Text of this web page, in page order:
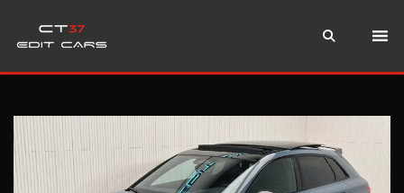
Instagram
WhatsApp
Teléfono